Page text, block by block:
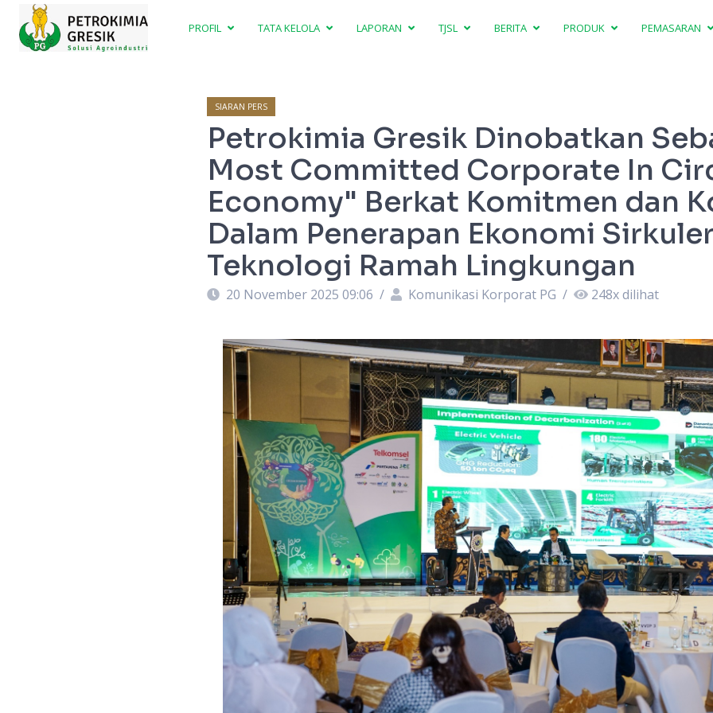
PROFIL TATA KELOLA LAPORAN TJSL BERITA PRODUK PEMASARAN
SIARAN PERS
Petrokimia Gresik Dinobatkan
Most Committed Corporate In
Economy" Berkat Komitmen dan
Dalam Penerapan Ekonomi
Teknologi Ramah Lingkungan
20 November 2025 09:06 / Komunikasi Korporat PG / 248x dilihat